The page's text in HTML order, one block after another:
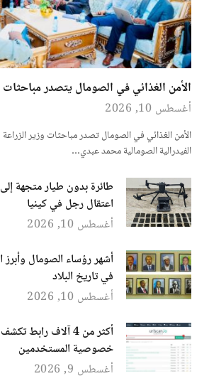
الأمن الغذائي في الصومال يتصدر مباحثات
أغسطس 10, 2026
الأمن الغذائي في الصومال تصدر مباحثات وزير
الفيدرالية الصومالية محمد عبدي…
طائرة بدون طيار متجهة
اعتقال رجل في كينيا
أغسطس 10, 2026
أشهر رؤساء الصومال
في تاريخ البلاد
أغسطس 10, 2026
أكثر من 4 آلاف
خصوصية المستخدمين
أغسطس 9, 2026